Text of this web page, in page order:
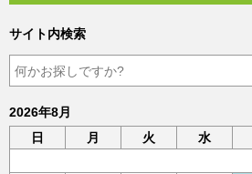
サイト内検索
2026年8月
日
月 火 水